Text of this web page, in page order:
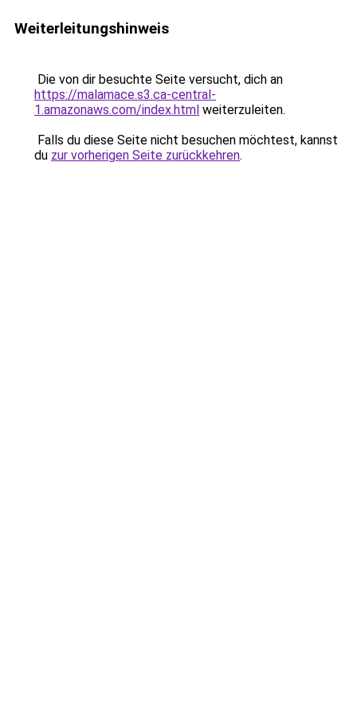
Weiterleitungshinweis
Die von dir besuchte Seite versucht, dich an
https://malamace.s3.ca-central-
1.amazonaws.com/index.html weiterzuleiten.
Falls du diese Seite nicht besuchen möchtest, kannst
du zur vorherigen Seite zurückkehren.